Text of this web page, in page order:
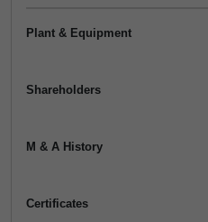
Plant & Equipment
Shareholders
M & A History
Certificates